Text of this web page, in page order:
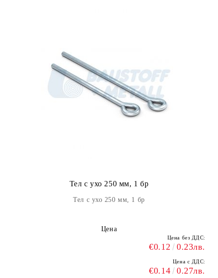
Тел с ухо 250 мм, 1 бр
Тел с ухо 250 мм, 1 бр
Цена
Цена без ДДС:
€0.12 0.23лв.
Цена с ДДС:
€0.14 0.27лв.